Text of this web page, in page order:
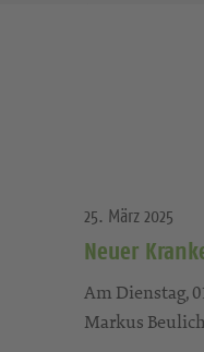
25. März 2025
Neuer
Am Dienstag,
Markus